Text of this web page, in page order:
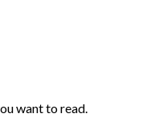
want to read.